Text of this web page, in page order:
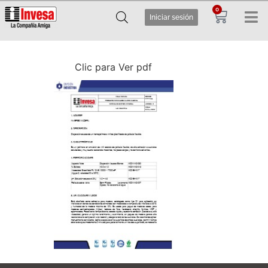
Iniciar sesión
0
Clic para Ver pdf